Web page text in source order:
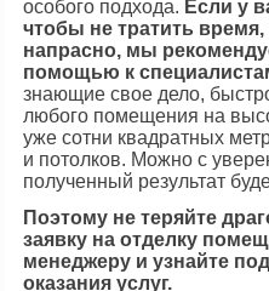
особого подхода. Если у
чтобы не тратить
напрасно, мы
помощью к
знающие свое дело,
любого помещения на
уже сотни квадратных
и потолков. Можно с
полученный результат
Поэтому не теряйте
заявку на отделку
менеджеру и узнайте
оказания услуг.